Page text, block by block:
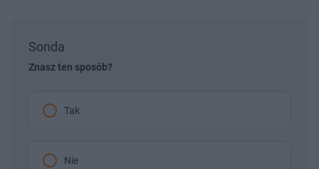
Sonda
Znasz ten sposób?
Tak
Nie